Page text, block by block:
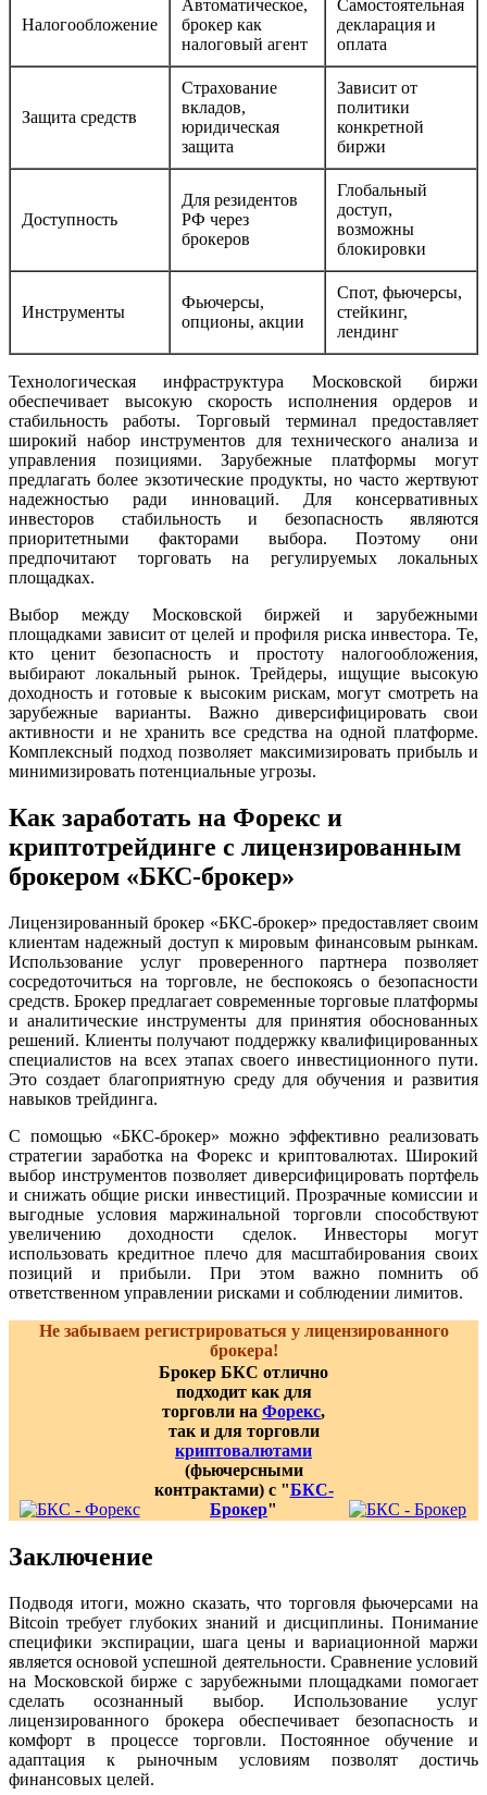
Налогообложение
Автоматическое,
брокер как
налоговый агент
Самостоятельная
декларация и
оплата
Защита средств
Страхование
вкладов,
юридическая
защита
Зависит от
политики
конкретной
биржи
Доступность
Для резидентов
РФ через
брокеров
Глобальный
доступ,
возможны
блокировки
Инструменты
Фьючерсы,
опционы, акции
Спот, фьючерсы,
стейкинг,
лендинг
Технологическая инфраструктура Московской биржи
обеспечивает высокую скорость исполнения ордеров и
стабильность работы. Торговый терминал предоставляет
широкий набор инструментов для технического анализа и
управления позициями. Зарубежные платформы могут
предлагать более экзотические продукты, но часто жертвуют
надежностью ради инноваций. Для консервативных
инвесторов стабильность и безопасность являются
приоритетными факторами выбора. Поэтому они
предпочитают торговать на регулируемых локальных
площадках.
Выбор между Московской биржей и зарубежными
площадками зависит от целей и профиля риска инвестора. Те,
кто ценит безопасность и простоту налогообложения,
выбирают локальный рынок. Трейдеры, ищущие высокую
доходность и готовые к высоким рискам, могут смотреть на
зарубежные варианты. Важно диверсифицировать свои
активности и не хранить все средства на одной платформе.
Комплексный подход позволяет максимизировать прибыль и
минимизировать потенциальные угрозы.
Как заработать на Форекс и
криптотрейдинге с лицензированным
брокером «БКС-брокер»
Лицензированный брокер «БКС-брокер» предоставляет своим
клиентам надежный доступ к мировым финансовым рынкам.
Использование услуг проверенного партнера позволяет
сосредоточиться на торговле, не беспокоясь о безопасности
средств. Брокер предлагает современные торговые платформы
и аналитические инструменты для принятия обоснованных
решений. Клиенты получают поддержку квалифицированных
специалистов на всех этапах своего инвестиционного пути.
Это создает благоприятную среду для обучения и развития
навыков трейдинга.
С помощью «БКС-брокер» можно эффективно реализовать
стратегии заработка на Форекс и криптовалютах. Широкий
выбор инструментов позволяет диверсифицировать портфель
и снижать общие риски инвестиций. Прозрачные комиссии и
выгодные условия маржинальной торговли способствуют
увеличению доходности сделок. Инвесторы могут
использовать кредитное плечо для масштабирования своих
позиций и прибыли. При этом важно помнить об
ответственном управлении рисками и соблюдении лимитов.
Не забываем регистрироваться у лицензированного
брокера!
Брокер БКС отлично
подходит как для
торговли на Форекс,
так и для торговли
криптовалютами
(фьючерсными
контрактами) с "БКС-
Брокер"
Заключение
Подводя итоги, можно сказать, что торговля фьючерсами на
Bitcoin требует глубоких знаний и дисциплины. Понимание
специфики экспирации, шага цены и вариационной маржи
является основой успешной деятельности. Сравнение условий
на Московской бирже с зарубежными площадками помогает
сделать осознанный выбор. Использование услуг
лицензированного брокера обеспечивает безопасность и
комфорт в процессе торговли. Постоянное обучение и
адаптация к рыночным условиям позволят достичь
финансовых целей.